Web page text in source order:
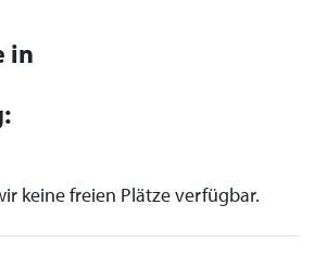
in
keine freien Plätze verfügbar.